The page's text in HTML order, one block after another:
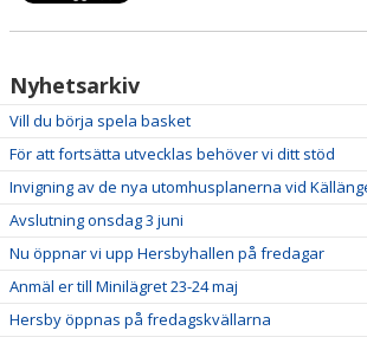
Nyhetsarkiv
Vill du börja spela basket
För att fortsätta utvecklas behöver vi ditt stöd
Invigning av de nya utomhusplanerna vid
Avslutning onsdag 3 juni
Nu öppnar vi upp Hersbyhallen på fredagar
Anmäl er till Minilägret 23-24 maj
Hersby öppnas på fredagskvällarna